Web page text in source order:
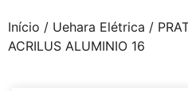
Início / Uehara Elétrica /
ACRILUS ALUMINIO 16